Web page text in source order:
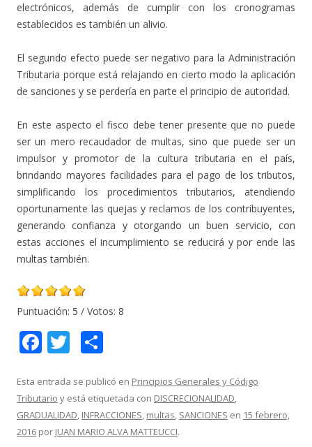
electrónicos, además de cumplir con los cronogramas
establecidos es también un alivio.
El segundo efecto puede ser negativo para la Administración
Tributaria porque está relajando en cierto modo la aplicación
de sanciones y se perdería en parte el principio de autoridad.
En este aspecto el fisco debe tener presente que no puede
ser un mero recaudador de multas, sino que puede ser un
impulsor y promotor de la cultura tributaria en el país,
brindando mayores facilidades para el pago de los tributos,
simplificando los procedimientos tributarios, atendiendo
oportunamente las quejas y reclamos de los contribuyentes,
generando confianza y otorgando un buen servicio, con
estas acciones el incumplimiento se reducirá y por ende las
multas también.
Puntuación: 5 / Votos: 8
F
e
b
o
T
itt
er
m
p
ar
Esta entrada se publicó en Principios Generales y Código
Tributario y está etiquetada con DISCRECIONALIDAD,
GRADUALIDAD, INFRACCIONES, multas, SANCIONES en 15 febrero,
2016 por JUAN MARIO ALVA MATTEUCCI.